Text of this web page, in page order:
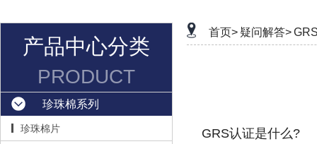
产品中心分类
PRODUCT
珍珠棉系列
珍珠棉片
首页> 疑问解答>
GRS认证是什么?